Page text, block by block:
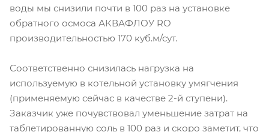
воды мы снизили почти в 100 раз на установке
обратного осмоса АКВАФЛОУ RO
производительностью 170 куб.м/сут.
Соответственно снизилась нагрузка на
используемую в котельной установку умягчения
(применяемую сейчас в качестве 2-й ступени).
Заказчик уже почувствовал уменьшение затрат на
таблетированную соль в 100 раз и скоро заметит, что